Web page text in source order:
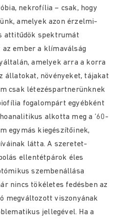
nekrofília – csak, hogy
amelyek azon érzelmi-
attitűdök spektrumát
ember a klímaválság
amelyek arra a korra
állatokat, növényeket, tájakat
csak létezéspartnerünknek
fogalompárt egyébként
alkotta meg a ’60-
egymás kiegészítőinek,
látta. A szeretet-
ellentétpárok éles
szembenállása
nincs tökéletes fedésben az
megváltozott viszonyának
jellegével. Ha a